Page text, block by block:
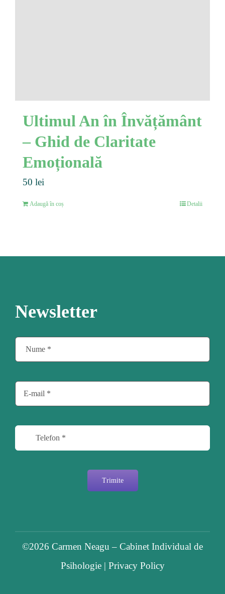
Ultimul An în Învățământ
– Ghid de Claritate
Emoțională
50 lei
Adaugă în coș Detalii
Newsletter
Trimite
©2026 Carmen Neagu – Cabinet Individual de
Psihologie| Privacy Policy